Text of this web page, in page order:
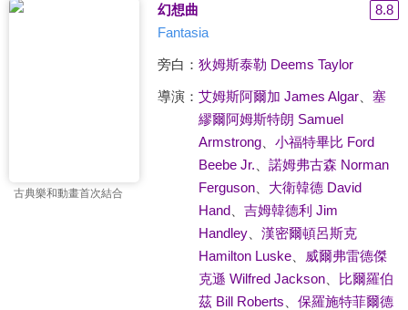
古典樂和動畫首次結合
幻想曲
8.8
Fantasia
旁白： 狄姆斯泰勒 Deems Taylor
導演： 艾姆斯阿爾加 James Algar、 塞
繆爾阿姆斯特朗 Samuel
Armstrong、 小福特畢比 Ford
Beebe Jr.
諾姆弗古森 Norman
Ferguson、 大衛韓德 David
Hand、 吉姆韓德利 Jim
Handley、 漢密爾頓呂斯克
Hamilton Luske、
威爾弗雷德傑
克遜 Wilfred Jackson、
比爾羅伯
茲 Bill Roberts
保羅施特菲爾德